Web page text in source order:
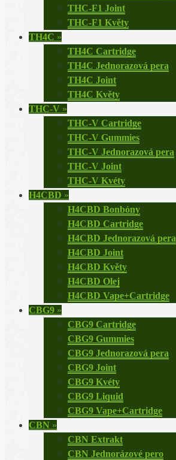
THC-F1 Joint
THC-F1 Květy
TH4C »
TH4C Cartridge
TH4C Jednorazová pera
TH4C Joint
TH4C Květy
THC-V »
THC-V Cartridge
THC-V Gummies
THC-V Jednorazová pera
THC-V Joint
THC-V Kvéty
H4CBD »
H4CBD Bonbóny
H4CBD Cartridge
H4CBD Jednorazová pera
H4CBD Joint
H4CBD Květy
H4CBD Olej
H4CBD Vape+Cartridge
CBG9 »
CBG9 Cartridge
CBG9 Gummies
CBG9 Jednorazová pera
CBG9 Joint
CBG9 Kvéty
CBG9 Liquid
CBG9 Vape+Cartridge
CBN »
CBN Extrakt
CBN Jednorázové pero